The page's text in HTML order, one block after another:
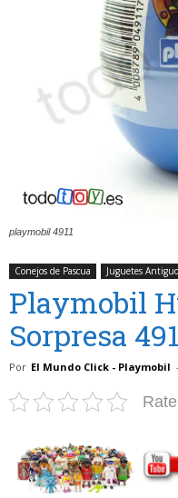
playmobil 4911
Conejos de Pascua Juguetes
Playmobil
Sorpresa
Por El Mundo Click - Playmobil -